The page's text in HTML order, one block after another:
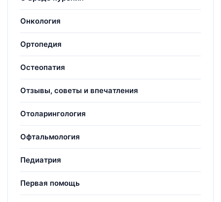
Онкология
Ортопедия
Остеопатия
Отзывы, советы и впечатления
Отоларингология
Офтальмология
Педиатрия
Первая помощь